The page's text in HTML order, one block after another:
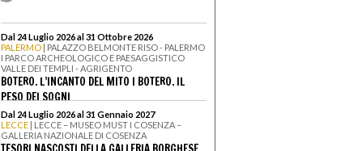
Dal 24 Luglio 2026 al 31 Ottobre 2026
PALERMO | PALAZZO BELMONTE RISO - PALERMO
I PARCO ARCHEOLOGICO E PAESAGGISTICO
VALLE DEI TEMPLI - AGRIGENTO
BOTERO. L’INCANTO DEL MITO I BOTERO. IL
PESO DEI SOGNI
Dal 24 Luglio 2026 al 31 Gennaio 2027
LECCE | LECCE – MUSEO MUST I COSENZA –
GALLERIA NAZIONALE DI COSENZA